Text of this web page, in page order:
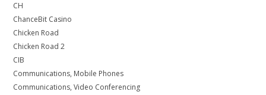
CH
ChanceBit Casino
Chicken Road
Chicken Road 2
CIB
Communications, Mobile Phones
Communications, Video Conferencing